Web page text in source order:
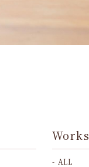
Works
ALL